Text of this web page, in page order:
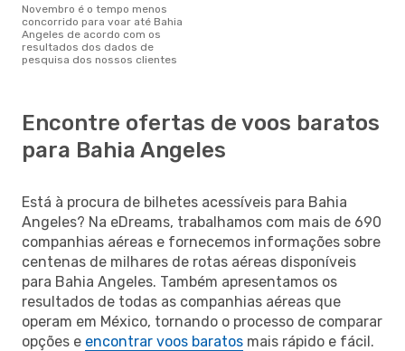
novembro é o tempo menos
concorrido para voar até Bahia
Angeles de acordo com os
resultados dos dados de
pesquisa dos nossos clientes
Encontre ofertas de voos baratos
para Bahia Angeles
Está à procura de bilhetes acessíveis para Bahia
Angeles? Na eDreams, trabalhamos com mais de 690
companhias aéreas e fornecemos informações sobre
centenas de milhares de rotas aéreas disponíveis
para Bahia Angeles. Também apresentamos os
resultados de todas as companhias aéreas que
operam em México, tornando o processo de comparar
opções e encontrar voos baratos mais rápido e fácil.